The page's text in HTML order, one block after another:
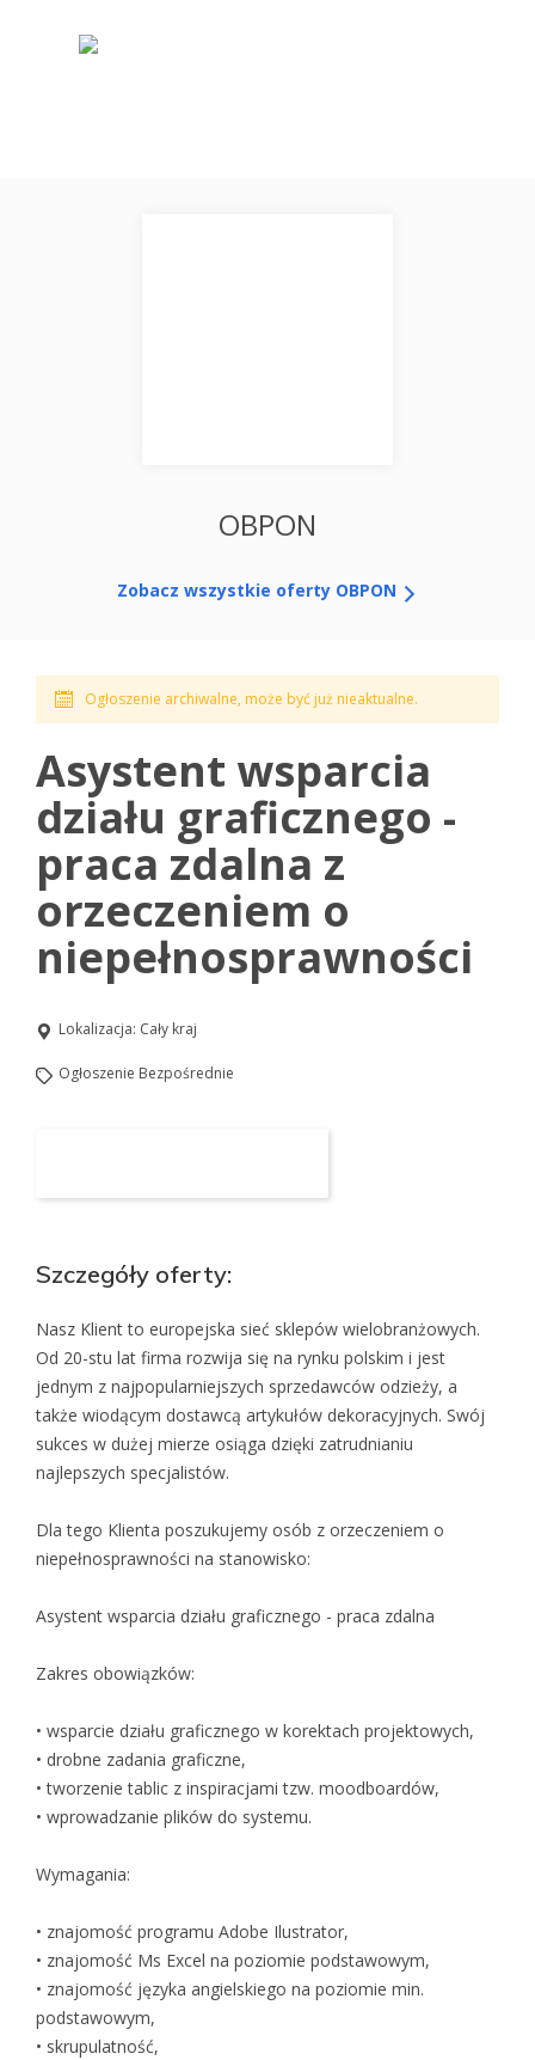
Ogłoszenie archiwalne, może być już nieaktualne.
Asystent wsparcia
działu graficznego -
praca zdalna z
orzeczeniem o
niepełnosprawności
Lokalizacja: Cały kraj
Ogłoszenie Bezpośrednie
Szczegóły oferty:
Nasz Klient to europejska sieć sklepów wielobranżowych.
Od 20-stu lat firma rozwija się na rynku polskim i jest
jednym z najpopularniejszych sprzedawców odzieży, a
także wiodącym dostawcą artykułów dekoracyjnych. Swój
sukces w dużej mierze osiąga dzięki zatrudnianiu
najlepszych specjalistów.
Dla tego Klienta poszukujemy osób z orzeczeniem o
niepełnosprawności na stanowisko:
Asystent wsparcia działu graficznego - praca zdalna
Zakres obowiązków:
• wsparcie działu graficznego w korektach projektowych,
• drobne zadania graficzne,
• tworzenie tablic z inspiracjami tzw. moodboardów,
• wprowadzanie plików do systemu.
Wymagania:
• znajomość programu Adobe Ilustrator,
• znajomość Ms Excel na poziomie podstawowym,
• znajomość języka angielskiego na poziomie min.
podstawowym,
• skrupulatność,
OBPON
Zobacz wszystkie oferty OBPON